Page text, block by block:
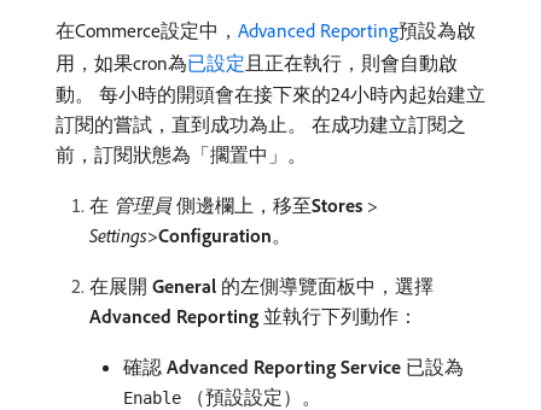
在Commerce設定中， Advanced Reporting預設為啟
用，如果cron為已設定 且正在執行，則會自動啟
動。 每小時的開頭會在接下來的24小時內起始建立
訂閱的嘗試，直到成功為止。 在成功建立訂閱之
前，訂閱狀態為「擱置中」。
在​ 管理員​側邊欄上，移至​Stores >
Settings>Configuration。
在展開​ General ​的左側導覽面板中，選擇​
Advanced Reporting ​並執行下列動作：
確認​ Advanced Reporting Service ​已設為
Enable （預設設定）。